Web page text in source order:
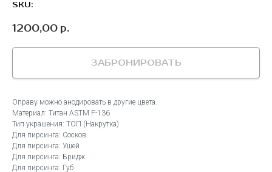
SKU:
1200,00 р.
ЗАБРОНИРОВАТЬ
Оправу можно анодировать в другие цвета.
Материал: Титан ASTM F-136
Тип украшения: ТОП (Накрутка)
Для пирсинга: Сосков
Для пирсинга: Ушей
Для пирсинга: Бридж
Для пирсинга: Губ